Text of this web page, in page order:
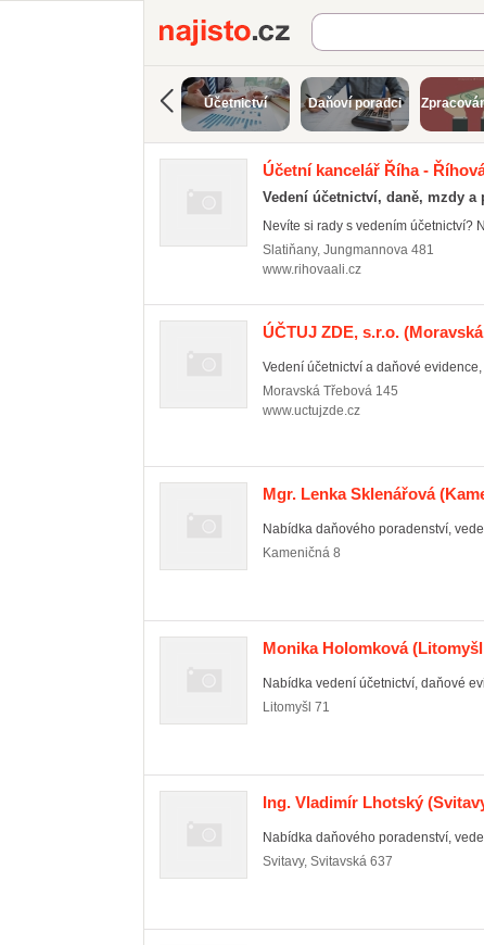
Najisto.cz
Účetnictví Daňoví poradci
Účetní kancelář Říha -
Vedení účetnictví, daně, mzdy a
Nevíte si rady s vedením účetnictví?
Slatiňany, Jungmannova 481
www.rihovaali.cz
ÚČTUJ ZDE, s.r.o.
Vedení účetnictví a daňové
Moravská Třebová 145
www.uctujzde.cz
Mgr. Lenka Sklenářová
Nabídka daňového poradenství,
Kameničná 8
Monika Holomková(Litomyšl
Nabídka vedení účetnictví, daňové
Litomyšl 71
Ing. Vladimír Lhotský
Nabídka daňového poradenství,
Svitavy, Svitavská 637